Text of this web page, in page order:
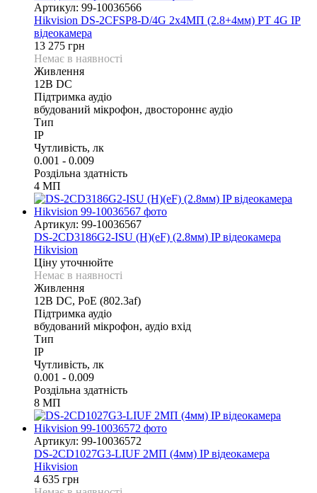
Артикул: 99-10036566
Hikvision DS-2CFSP8-D/4G 2х4МП (2.8+4мм) PT 4G IP
відеокамера
13 275 грн
Немає в наявності
Живлення
12В DС
Підтримка аудіо
вбудований мікрофон, двостороннє аудіо
Тип
IP
Чутливість, лк
0.001 - 0.009
Роздільна здатність
4 МП
Артикул: 99-10036567
DS-2CD3186G2-ISU (H)(eF) (2.8мм) IP відеокамера
Hikvision
Ціну уточнюйте
Немає в наявності
Живлення
12В DС, PoE (802.3af)
Підтримка аудіо
вбудований мікрофон, аудіо вхід
Тип
IP
Чутливість, лк
0.001 - 0.009
Роздільна здатність
8 МП
Артикул: 99-10036572
DS-2CD1027G3-LIUF 2МП (4мм) IP відеокамера
Hikvision
4 635 грн